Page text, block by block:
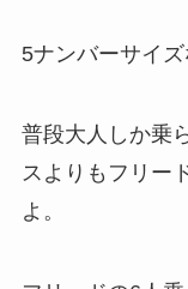
5ナンバーサイ
普段大人しか乗
スよりもフリー
よ。